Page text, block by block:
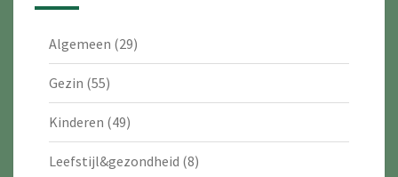
Algemeen (29)
Gezin (55)
Kinderen (49)
Leefstijl&gezondheid (8)